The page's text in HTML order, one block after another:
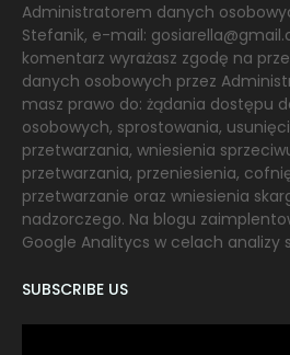
Administratorem danych
Stefanik, e-mail:
komentarz wyrażasz zgodę na
danych osobowych przez
masz prawo do: żądania dostępu
osobowych, sprostowania,
przetwarzania, wniesienia
przetwarzania, przeniesienia,
przetwarzanie oraz wniesienia
nadzorczego. Na blogu
Google Analitycs w celach analizy
SUBSCRIBE US